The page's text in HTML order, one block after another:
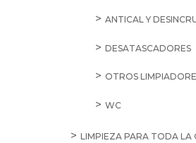
ANTICAL Y
DESATASCADORES
OTROS
WC
LIMPIEZA PARA TODA LA